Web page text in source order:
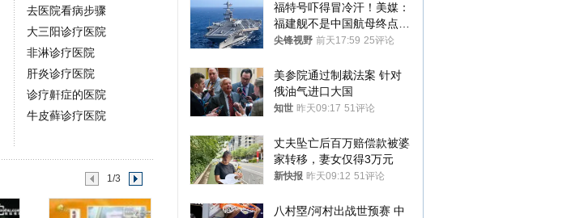
去医院看病步骤
大三阳诊疗医院
非淋诊疗医院
肝炎诊疗医院
诊疗鼾症的医院
牛皮藓诊疗医院
1/3
福特号吓得冒冷汗！美媒：
福建舰不是中国航母终点，
而是新起点！
尖锋视野 前天17:59 25评论
美参院通过制裁法案 针对
俄油气进口大国
知世 昨天09:17 51评论
丈夫坠亡后百万赔偿款被婆
家转移，妻女仅得3万元
新快报 昨天09:12 51评论
八村塁/河村出战世预赛 中